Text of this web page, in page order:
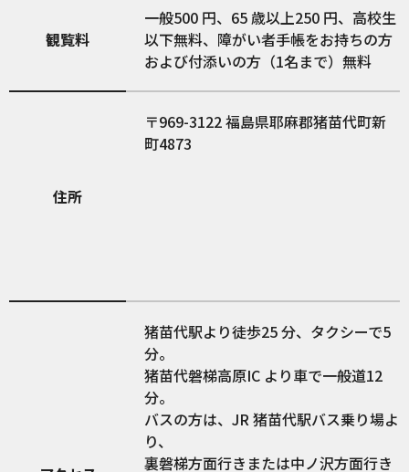
観覧料
一般500 円、65 歳以上250 円、高校生
以下無料、障がい者手帳をお持ちの方
および付添いの方（1名まで）無料
住所
969-3122福島県耶麻郡猪苗代町新
町4873
猪苗代駅より徒歩25 分、タクシーで5
分。
猪苗代磐梯高原IC より車で一般道12
分。
バスの方は、JR 猪苗代駅バス乗り場よ
り、
裏磐梯方面行きまたは中ノ沢方面行き